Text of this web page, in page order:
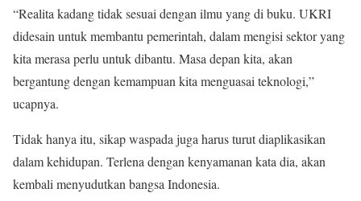
“Realita kadang tidak sesuai dengan ilmu yang di buku. UKRI
didesain untuk membantu pemerintah, dalam mengisi sektor yang
kita merasa perlu untuk dibantu. Masa depan kita, akan
bergantung dengan kemampuan kita menguasai teknologi,”
ucapnya.
Tidak hanya itu, sikap waspada juga harus turut diaplikasikan
dalam kehidupan. Terlena dengan kenyamanan kata dia, akan
kembali menyudutkan bangsa Indonesia.